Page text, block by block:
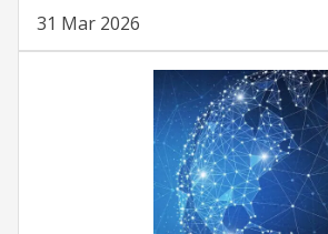
31 Mar 2026